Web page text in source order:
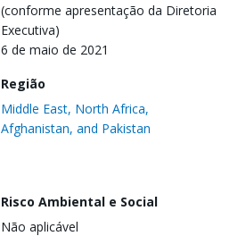
(conforme apresentação da Diretoria
Executiva)
6 de maio de 2021
Região
Middle East, North Africa,
Afghanistan, and Pakistan
Risco Ambiental e Social
Não aplicável